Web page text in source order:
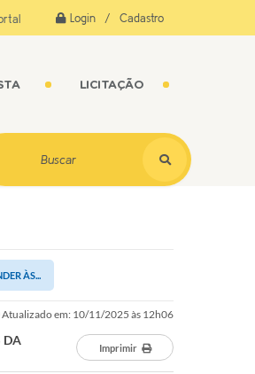
Login / Cadastro
LICITAÇÃO
ÀS...
Atualizado em: 10/11/2025 às 12h06
DA
Imprimir